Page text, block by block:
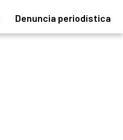
Denuncia periodística